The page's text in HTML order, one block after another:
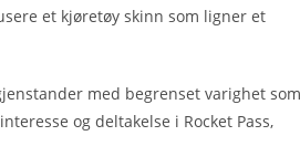
et kjøretøy skinn som ligner et
med begrenset varighet som
og deltakelse i Rocket Pass,